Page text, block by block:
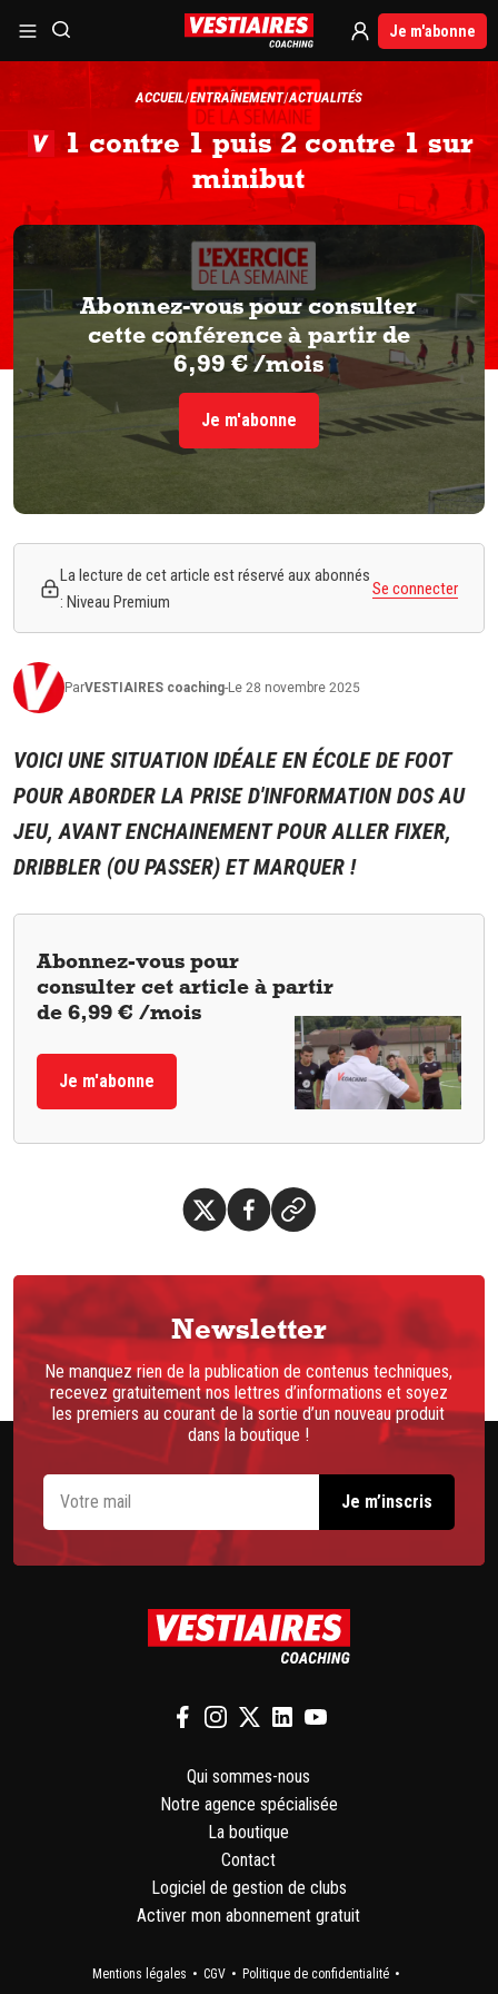
Je m'abonne
ACCUEIL ENTRAÎNEMENT ACTUALITÉS
1 contre 1 puis 2 contre 1 sur
minibut
Abonnez-vous pour consulter
cette conférence à partir de
6,99 € /mois
Je m'abonne
La lecture de cet article est réservé aux abonnés
: Niveau Premium
Se connecter
ParVESTIAIRES coaching-Le 28 novembre 2025
VOICI UNE SITUATION IDÉALE EN ÉCOLE DE FOOT
POUR ABORDER LA PRISE D'INFORMATION DOS AU
JEU, AVANT ENCHAINEMENT POUR ALLER FIXER,
DRIBBLER (OU PASSER) ET MARQUER !
Abonnez-vous pour
consulter cet article à partir
de 6,99 € /mois
Je m'abonne
Newsletter
Ne manquez rien de la publication de contenus techniques,
recevez gratuitement nos lettres d’informations et soyez
les premiers au courant de la sortie d’un nouveau produit
dans la boutique !
Qui sommes-nous
Notre agence spécialisée
La boutique
Contact
Logiciel de gestion de clubs
Activer mon abonnement gratuit
Mentions légales CGV
Politique de confidentialité